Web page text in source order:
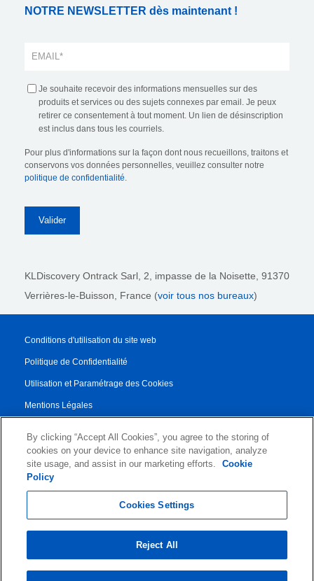
NOTRE NEWSLETTER dès maintenant !
Je souhaite recevoir des informations mensuelles sur des
produits et services ou des sujets connexes par email. Je peux
retirer ce consentement à tout moment. Un lien de désinscription
est inclus dans tous les courriels.
Pour plus d'informations sur la façon dont nous recueillons, traitons et
conservons vos données personnelles, veuillez consulter notre
politique de confidentialité
KLDiscovery Ontrack Sarl, 2, impasse de la Noisette, 91370
Verrières-le-Buisson, France (voir tous nos bureaux)
Conditions d'utilisation du site web
Politique de Confidentialité
Utilisation et Paramétrage des Cookies
Mentions Légales
Conditions Générales de Vente
Contrat de Partenariat
By clicking “Accept All Cookies”, you agree to the storing of
cookies on your device to enhance site navigation, analyze
site usage, and assist in our marketing efforts.
Cookie
Policy
Cookies Settings
Reject All